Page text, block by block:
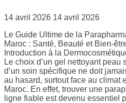
14 avril 2026 14 avril 2026
Le Guide Ultime de la
Maroc : Santé, Beauté et Bien-
Introduction à la
Le choix d’un gel nettoyant peau
d’un soin spécifique ne doit
au hasard, surtout face au climat
Maroc. En effet, trouver une
ligne fiable est devenu essentiel